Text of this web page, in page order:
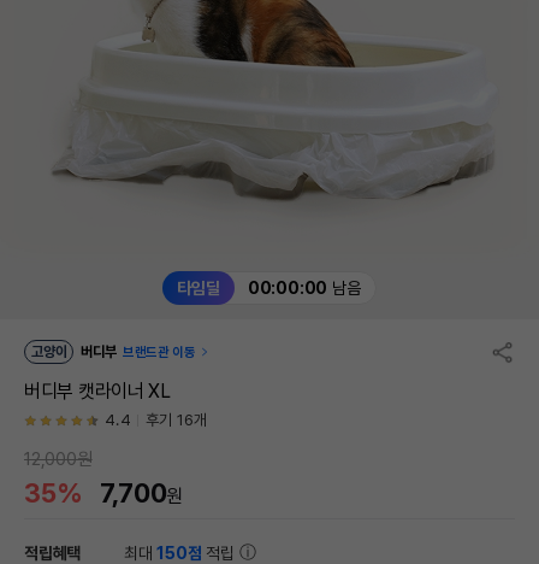
타임딜 00:00:00 남음
고양이 버디부 브랜드관 이동
버디부 캣라이너 XL
4.4 후기 16개
12,000원
35% 7,700원
적립혜택 최대150점 적립